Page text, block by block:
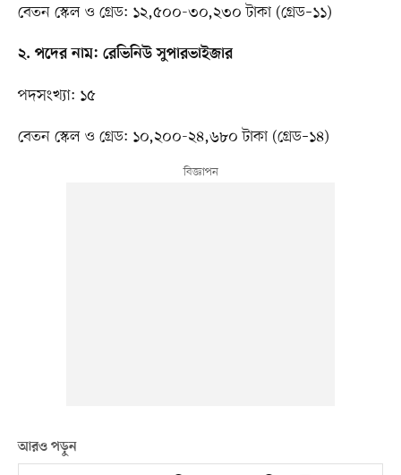
বেতন স্কেল ও গ্রেড: ১২,৫০০-৩০,২৩০ টাকা (গ্রেড–১১)
২. পদের নাম: রেভিনিউ সুপারভাইজার
পদসংখ্যা: ১৫
বেতন স্কেল ও গ্রেড: ১০,২০০-২৪,৬৮০ টাকা (গ্রেড–১৪)
আরও পড়ুন